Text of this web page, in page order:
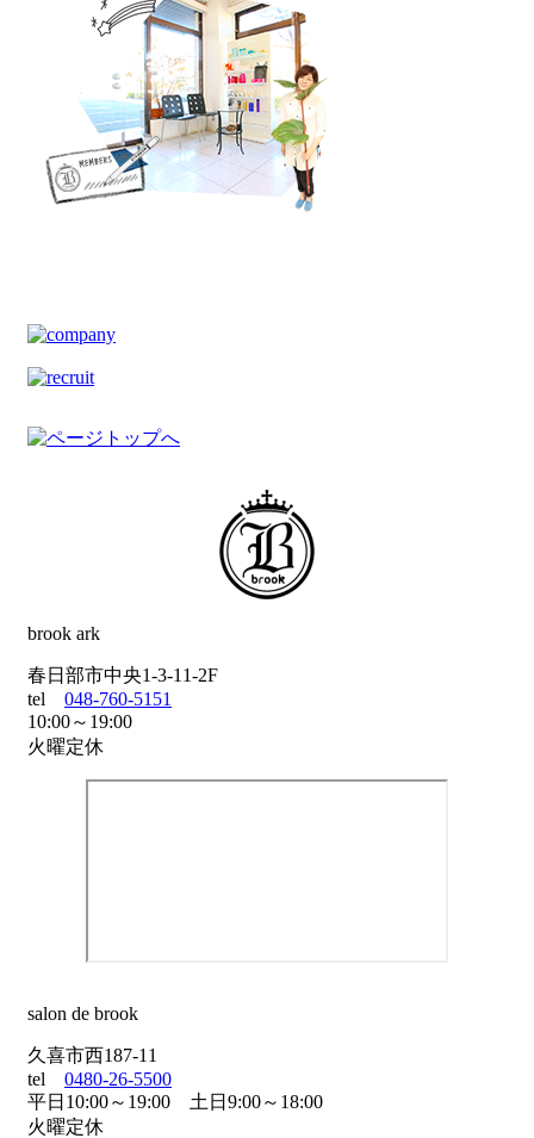
brook ark
春日部市中央1-3-11-2F
tel 048-760-5151
10:00～19:00
火曜定休
salon de brook
久喜市西187-11
tel 0480-26-5500
平日10:00～19:00 土日9:00～18:00
火曜定休